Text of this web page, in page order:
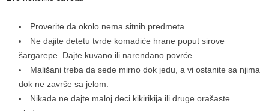
Proverite da okolo nema sitnih predmeta.
Ne dajite detetu tvrde komadiće hrane poput sirove
šargarepe. Dajte kuvano ili narendano povrće.
Mališani treba da sede mirno dok jedu, a vi ostanite sa njima
dok ne završe sa jelom.
Nikada ne dajte maloj deci kikirikija ili druge orašaste